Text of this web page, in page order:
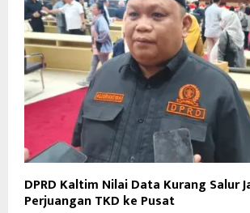
DPRD Kaltim Nilai Data Kurang Salur
Perjuangan TKD ke Pusat